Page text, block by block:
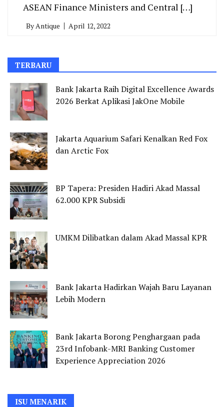
ASEAN Finance Ministers and Central […]
By Antique April 12, 2022
TERBARU
Bank Jakarta Raih Digital Excellence Awards
2026 Berkat Aplikasi JakOne Mobile
Jakarta Aquarium Safari Kenalkan Red Fox
dan Arctic Fox
BP Tapera: Presiden Hadiri Akad Massal
62.000 KPR Subsidi
UMKM Dilibatkan dalam Akad Massal KPR
Bank Jakarta Hadirkan Wajah Baru Layanan
Lebih Modern
Bank Jakarta Borong Penghargaan pada
23rd Infobank-MRI Banking Customer
Experience Appreciation 2026
ISU MENARIK